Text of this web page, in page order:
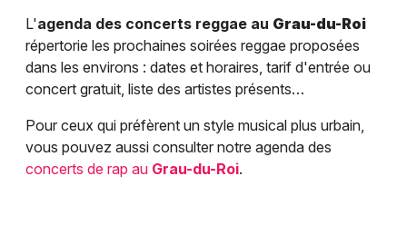
L'agenda des concerts reggae au Grau-du-Roi
répertorie les prochaines soirées reggae proposées
dans les environs : dates et horaires, tarif d'entrée ou
concert gratuit, liste des artistes présents…
Pour ceux qui préfèrent un style musical plus urbain,
vous pouvez aussi consulter notre agenda des
concerts de rap au Grau-du-Roi.